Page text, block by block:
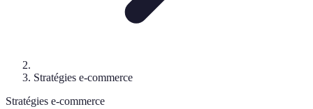
Stratégies e-commerce
Stratégies e-commerce